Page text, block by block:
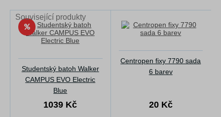
Související produkty
Studentský batoh Walker
CAMPUS EVO Electric
Blue
1039 Kč
Centropen fixy 7790 sada
6 barev
20 Kč